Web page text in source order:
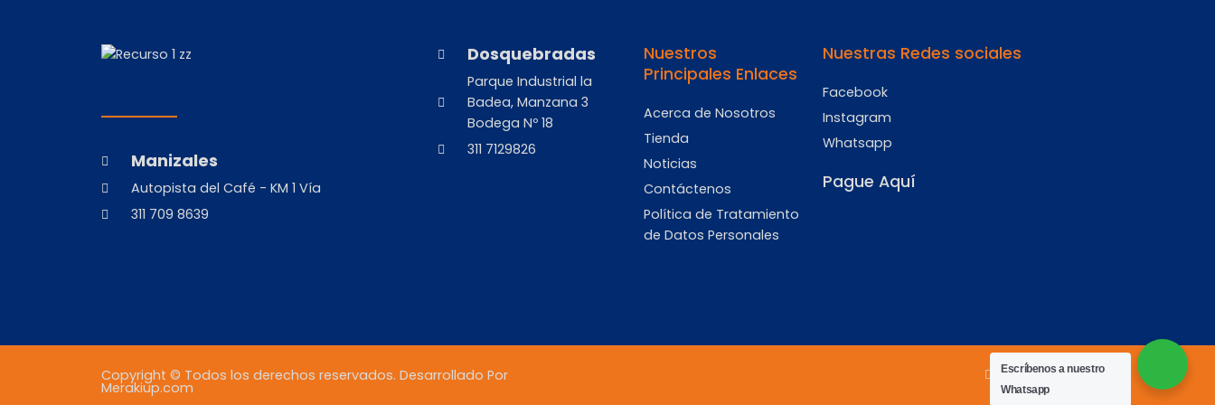
Manizales
Autopista del Café - KM 1 Vía
311 709 8639
Dosquebradas
Parque Industrial la
Badea, Manzana 3
Bodega Nº 18
311 7129826
Nuestros
Principales Enlaces
Acerca de Nosotros
Tienda
Noticias
Contáctenos
Política de Tratamiento
de Datos Personales
Nuestras Redes sociales
Facebook
Instagram
Whatsapp
Pague Aquí
Copyright © Todos los derechos reservados. Desarrollado Por
Merakiup.com
Escríbenos a nuestro
Whatsapp